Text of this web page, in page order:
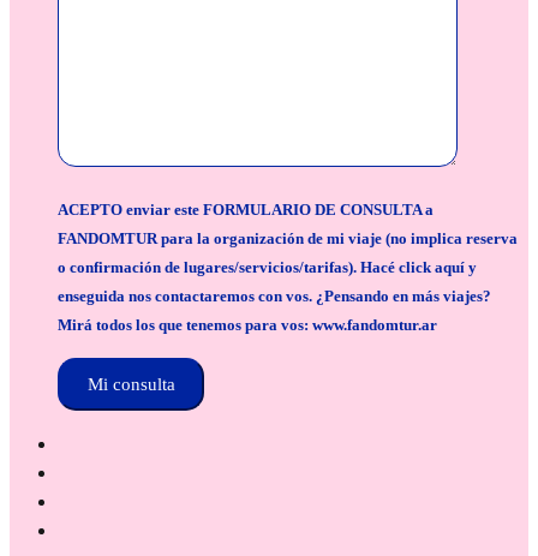
ACEPTO enviar este FORMULARIO DE CONSULTA a
FANDOMTUR para la organización de mi viaje (no implica reserva
o confirmación de lugares/servicios/tarifas). Hacé click aquí y
enseguida nos contactaremos con vos. ¿Pensando en más viajes?
Mirá todos los que tenemos para vos: www.fandomtur.ar